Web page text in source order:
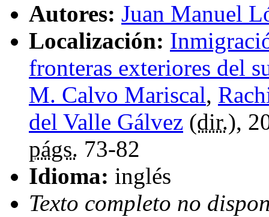
Autores: Juan Manuel
Localización:
fronteras exteriores del
M. Calvo Mariscal,
del Valle Gálvez (dir.),
págs. 73-82
Idioma: inglés
Texto completo no